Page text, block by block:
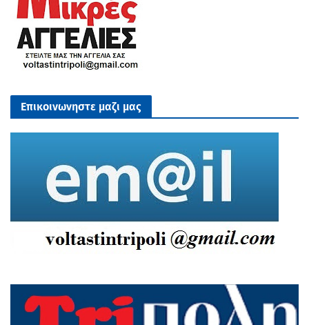
Επικοινωνηστε μαζι μας